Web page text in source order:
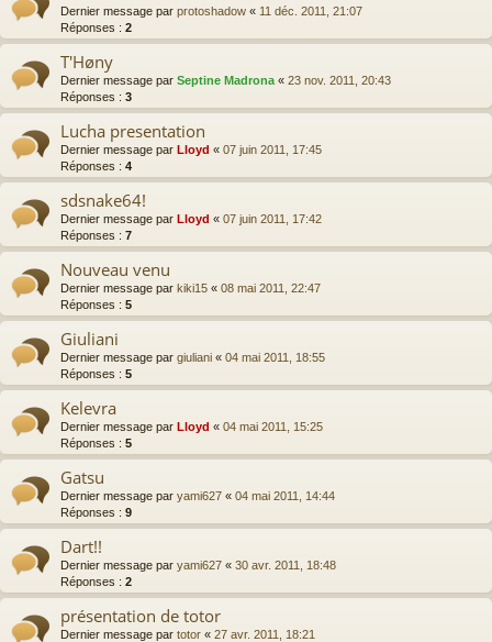
Dernier message par protoshadow « 11 déc. 2011, 21:07
Réponses : 2
T'Høny
Dernier message par Septine Madrona « 23 nov. 2011, 20:43
Réponses : 3
Lucha presentation
Dernier message par Lloyd « 07 juin 2011, 17:45
Réponses : 4
sdsnake64!
Dernier message par Lloyd « 07 juin 2011, 17:42
Réponses : 7
Nouveau venu
Dernier message par kiki15 « 08 mai 2011, 22:47
Réponses : 5
Giuliani
Dernier message par giuliani « 04 mai 2011, 18:55
Réponses : 5
Kelevra
Dernier message par Lloyd « 04 mai 2011, 15:25
Réponses : 5
Gatsu
Dernier message par yami627 « 04 mai 2011, 14:44
Réponses : 9
Dart!!
Dernier message par yami627 « 30 avr. 2011, 18:48
Réponses : 2
présentation de totor
Dernier message par totor « 27 avr. 2011, 18:21